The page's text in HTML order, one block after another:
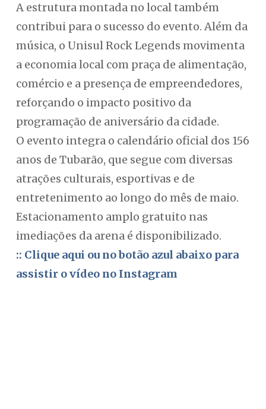
A estrutura montada no local também
contribui para o sucesso do evento. Além da
música, o Unisul Rock Legends movimenta
a economia local com praça de alimentação,
comércio e a presença de empreendedores,
reforçando o impacto positivo da
programação de aniversário da cidade.
O evento integra o calendário oficial dos 156
anos de Tubarão, que segue com diversas
atrações culturais, esportivas e de
entretenimento ao longo do mês de maio.
Estacionamento amplo gratuito nas
imediações da arena é disponibilizado.
:: Clique aqui ou no botão azul abaixo para
assistir o vídeo no Instagram